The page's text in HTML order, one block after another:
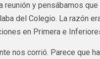
reunión y pensábamos
del Colegio. La razón
en Primera e
nos corrió. Parece que